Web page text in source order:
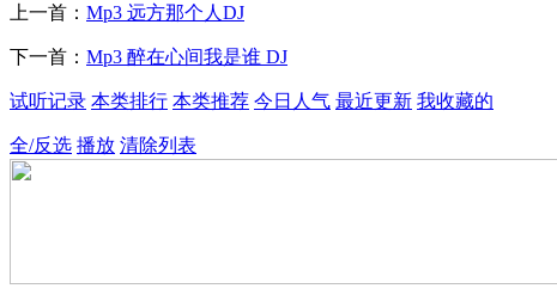
上一首： Mp3 远方那个人DJ
下一首： Mp3 醉在心间我是谁 DJ
试听记录 本类排行 本类推荐 今日人气 最近更新 我收藏的
全/反选 播放 清除列表